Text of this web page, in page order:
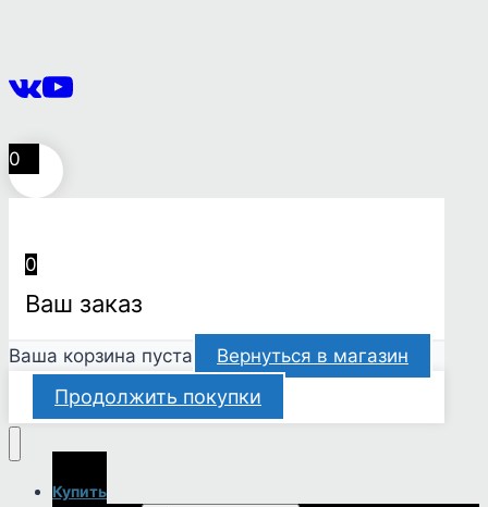
0
0
Ваш заказ
Ваша корзина пуста Вернуться в магазин
Продолжить покупки
Купить